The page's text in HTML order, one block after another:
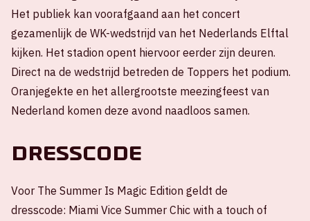
Het publiek kan voorafgaand aan het concert
gezamenlijk de WK-wedstrijd van het Nederlands Elftal
kijken. Het stadion opent hiervoor eerder zijn deuren.
Direct na de wedstrijd betreden de Toppers het podium.
Oranjegekte en het allergrootste meezingfeest van
Nederland komen deze avond naadloos samen.
Dresscode
Voor The Summer Is Magic Edition geldt de
dresscode: Miami Vice Summer Chic with a touch of